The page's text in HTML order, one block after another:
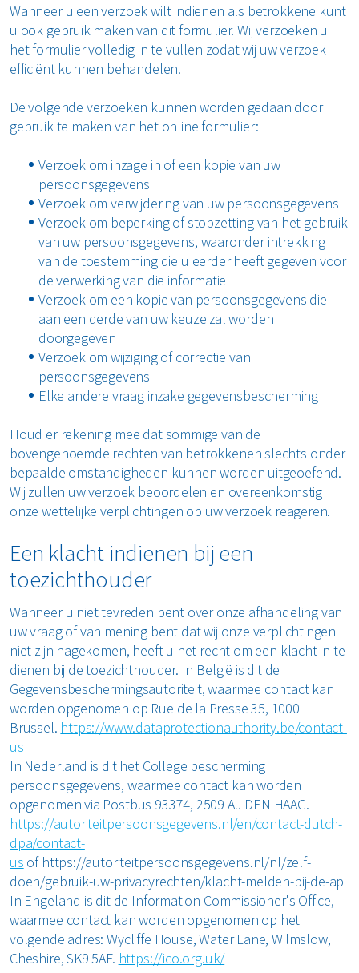
Wanneer u een verzoek wilt indienen als betrokkene kunt
u ook gebruik maken van dit formulier. Wij verzoeken u
het formulier volledig in te vullen zodat wij uw verzoek
efficiënt kunnen behandelen.
De volgende verzoeken kunnen worden gedaan door
gebruik te maken van het online formulier:
Verzoek om inzage in of een kopie van uw
persoonsgegevens
Verzoek om verwijdering van uw persoonsgegevens
Verzoek om beperking of stopzetting van het gebruik
van uw persoonsgegevens, waaronder intrekking
van de toestemming die u eerder heeft gegeven voor
de verwerking van die informatie
Verzoek om een kopie van persoonsgegevens die
aan een derde van uw keuze zal worden
doorgegeven
Verzoek om wijziging of correctie van
persoonsgegevens
Elke andere vraag inzake gegevensbescherming
Houd er rekening mee dat sommige van de
bovengenoemde rechten van betrokkenen slechts onder
bepaalde omstandigheden kunnen worden uitgeoefend.
Wij zullen uw verzoek beoordelen en overeenkomstig
onze wettelijke verplichtingen op uw verzoek reageren.
Een klacht indienen bij een
toezichthouder
Wanneer u niet tevreden bent over onze afhandeling van
uw vraag of van mening bent dat wij onze verplichtingen
niet zijn nagekomen, heeft u het recht om een klacht in te
dienen bij de toezichthouder. In België is dit de
Gegevensbeschermingsautoriteit, waarmee contact kan
worden opgenomen op Rue de la Presse 35, 1000
Brussel. https://www.dataprotectionauthority.be/contact-
us
In Nederland is dit het College bescherming
persoonsgegevens, waarmee contact kan worden
opgenomen via Postbus 93374, 2509 AJ DEN HAAG.
https://autoriteitpersoonsgegevens.nl/en/contact-dutch-
dpa/contact-
us of https://autoriteitpersoonsgegevens.nl/nl/zelf-
doen/gebruik-uw-privacyrechten/klacht-melden-bij-de-ap
In Engeland is dit de Information Commissioner's Office,
waarmee contact kan worden opgenomen op het
volgende adres: Wycliffe House, Water Lane, Wilmslow,
Cheshire, SK9 5AF. https://ico.org.uk/